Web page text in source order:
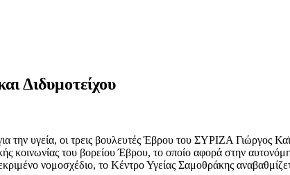
Διδυμοτείχου
την υγεία, οι τρεις βουλευτές Έβρου του ΣΥΡΙΖΑ Γιώργος
κοινωνίας του βορείου Έβρου, το οποίο αφορά στην
νομοσχέδιο, το Κέντρο Υγείας Σαμοθράκης